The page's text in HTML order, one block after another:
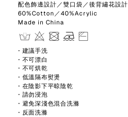
配色飾邊設計／雙口袋／後背繡花設計
60%Cotton／40%Acrylic
Made in China
・建議手洗
・不可漂白
・不可烘乾
・低溫隔布熨燙
・在陰影下平晾陰乾
・請勿浸泡
・避免深淺色混合洗滌
・反面洗滌